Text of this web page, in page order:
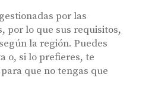
por las
por lo que sus requisitos,
la región. Puedes
o, si lo prefieres, te
que no tengas que